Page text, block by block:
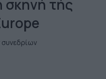
σκηνή τής